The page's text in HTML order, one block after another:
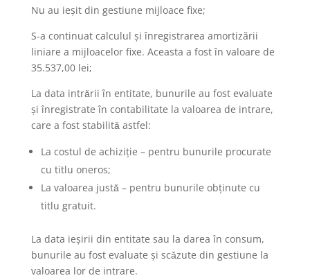
Nu au ieşit din gestiune mijloace fixe;
S-a continuat calculul şi înregistrarea amortizării
liniare a mijloacelor fixe. Aceasta a fost în valoare de
35.537,00 lei;
La data intrǎrii în entitate, bunurile au fost evaluate
şi înregistrate în contabilitate la valoarea de intrare,
care a fost stabilitǎ astfel:
La costul de achiziţie – pentru bunurile procurate
cu titlu oneros;
La valoarea justǎ – pentru bunurile obţinute cu
titlu gratuit.
La data ieşirii din entitate sau la darea în consum,
bunurile au fost evaluate şi scǎzute din gestiune la
valoarea lor de intrare.